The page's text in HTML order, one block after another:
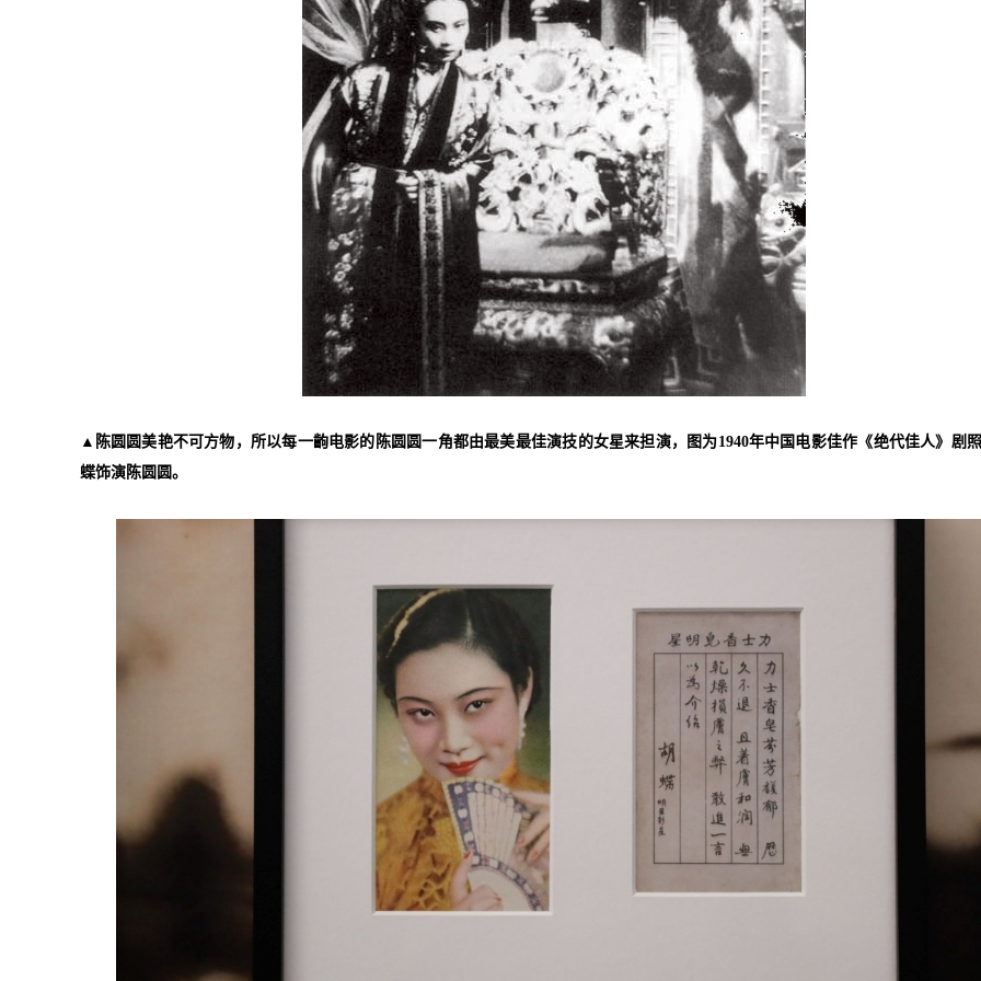
▲陈圆圆美艳不可方物，所以每一齣电影的陈圆圆一角都由最美最佳演技的女星来担演，图为1940年中国电影佳作《绝代佳人》剧
蝶饰演陈圆圆。